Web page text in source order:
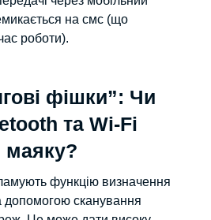
на смс (що
роботи).
фішки”: Чи
та Wi-Fi
маяку?
функцію визначення
допомогою сканування